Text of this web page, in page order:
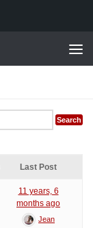
Last Post
11 years, 6
months ago
Jean